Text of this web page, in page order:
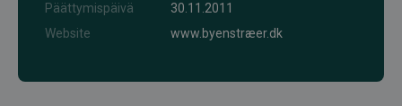
Päättymispäivä
30.11.2011
Website
www.byenstræer.dk